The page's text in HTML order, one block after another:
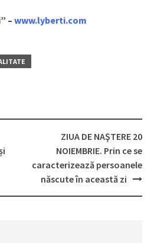
– www.lyberti.com
ZIUA DE NAŞTERE 20
NOIEMBRIE. Prin ce se
caracterizează persoanele
născute în această zi